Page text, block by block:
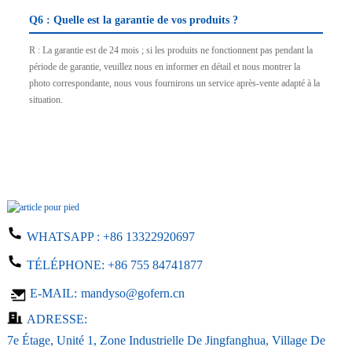
Q6 : Quelle est la garantie de vos produits ?
R : La garantie est de 24 mois ; si les produits ne fonctionnent pas pendant la
période de garantie, veuillez nous en informer en détail et nous montrer la
photo correspondante, nous vous fournirons un service après-vente adapté à la
situation.
WHATSAPP : +86 13322920697
TÉLÉPHONE: +86 755 84741877
E-MAIL: mandyso@gofern.cn
ADRESSE:
7e Étage, Unité 1, Zone Industrielle De Jingfanghua, Village De